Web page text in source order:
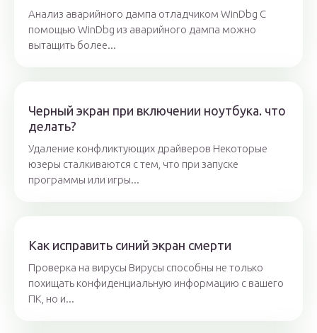
Анализ аварийного дампа отладчиком WinDbg С
помощью WinDbg из аварийного дампа можно
вытащить более...
Черный экран при включении ноутбука. что
делать?
Удаление конфликтующих драйверов Некоторые
юзеры сталкиваются с тем, что при запуске
программы или игры...
Как исправить синий экран смерти
Проверка на вирусы Вирусы способны не только
похищать конфиденциальную информацию с вашего
ПК, но и...